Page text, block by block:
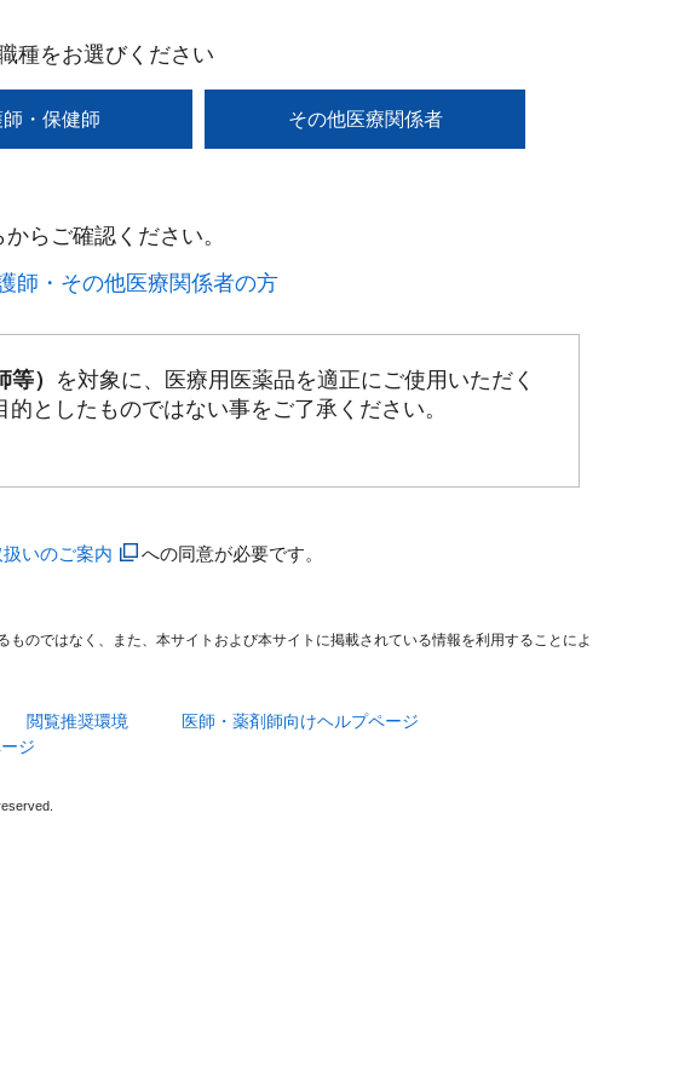
種をお選びください
・保健師 その他医療関係者
らご確認ください。​
師・その他医療関係者の方​
） を対象に、医療用医薬品を適正にご使用いただく
としたものではない事をご了承ください。
いのご案内 への同意が必要です。
のではなく、また、本サイトおよび本サイトに掲載されている情報を利用することによ
閲覧推奨環境
医師・薬剤師向けヘルプページ
ジ